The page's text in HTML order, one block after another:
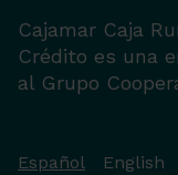
Cajamar Caja
Crédito es una
al Grupo
Español English